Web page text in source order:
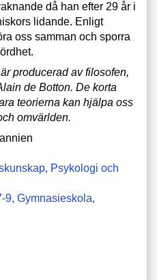
då han efter 29 år i
lidande. Enligt
oss samman och sporra
producerad av filosofen,
de Botton. De korta
teorierna kan hjälpa oss
omvärlden.
Psykologi och
9 Gymnasieskola